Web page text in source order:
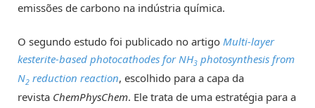
emissões de carbono na indústria química.
O segundo estudo foi publicado no artigo Multi-layer
kesterite-based photocathodes for NH3 photosynthesis from
N2 reduction reaction, escolhido para a capa da
revista ChemPhysChem. Ele trata de uma estratégia para a